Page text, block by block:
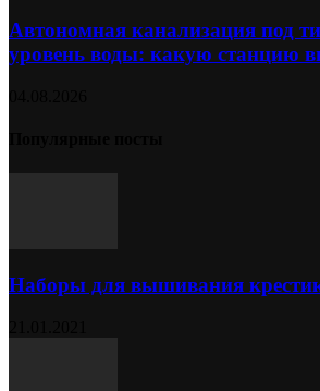
Автономная канализация под
уровень воды: какую станцию
Наборы для вышивания